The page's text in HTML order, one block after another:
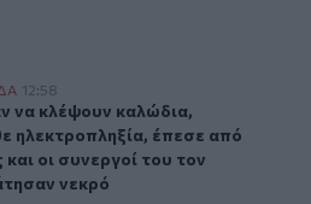
Ρωσία: Εκατομμύρια
τον ουρανό
λίγες ημέρες
έπαθε ηλεκτροπληξία, έπεσε
12:58
να κλέψουν καλώδια, έπαθε
να κλέψουν καλώδια,
ηλεκτροπληξία, έπεσε από
οι συνεργοί του τον
νεκρό